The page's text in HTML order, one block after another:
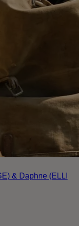
& Daphne (ELLI